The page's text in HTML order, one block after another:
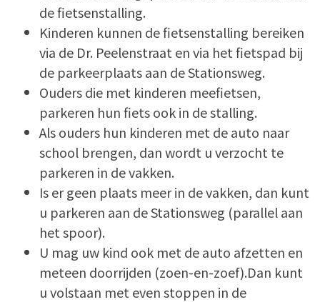
de fietsenstalling.
Kinderen kunnen de fietsenstalling bereiken
via de Dr. Peelenstraat en via het fietspad bij
de parkeerplaats aan de Stationsweg.
Ouders die met kinderen meefietsen,
parkeren hun fiets ook in de stalling.
Als ouders hun kinderen met de auto naar
school brengen, dan wordt u verzocht te
parkeren in de vakken.
Is er geen plaats meer in de vakken, dan kunt
u parkeren aan de Stationsweg (parallel aan
het spoor).
U mag uw kind ook met de auto afzetten en
meteen doorrijden (zoen-en-zoef).Dan kunt
u volstaan met even stoppen in de